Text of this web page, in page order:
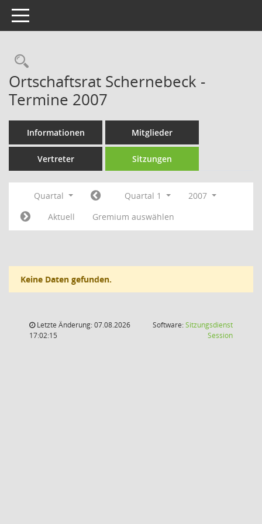
Toggle navigation
Rechercheauswahl
Ortschaftsrat Schernebeck -
Termine 2007
Informationen Mitglieder
Vertreter Sitzungen
Quartal Quartal 1
2007
Aktuell
Gremium auswählen
Keine Daten gefunden.
Letzte Änderung: 07.08.2026
17:02:15
Software:Sitzungsdienst
Session(Wird in